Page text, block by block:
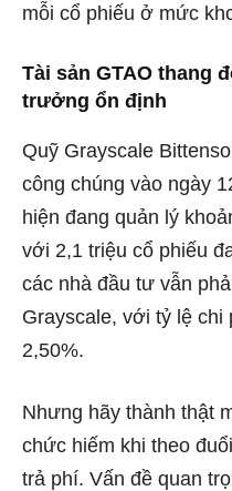
mỗi cổ phiếu ở mức
Tài sản GTAO thang
trưởng ổn định
Quỹ Grayscale
công chúng vào ngày
hiện đang quản lý
với 2,1 triệu cổ phiếu
các nhà đầu tư vẫn
Grayscale, với tỷ lệ chi
2,50%.
Nhưng hãy thành thật
chức hiếm khi theo
trả phí. Vấn đề quan